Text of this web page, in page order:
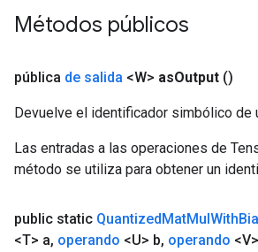
Métodos públicos
pública de salida <W> asOutput ()
Devuelve el identificador simbólico de
Las entradas a las operaciones de
método se utiliza para obtener un
public static QuantizedMatMulWith
<T> a, operando <U> b, operando